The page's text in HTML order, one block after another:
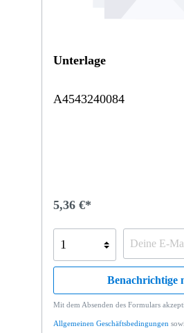
Unterlage
A4543240084
5,36 €*
Benachrichtige
Mit dem Absenden des Formulars
Allgemeinen Geschäftsbedingungen